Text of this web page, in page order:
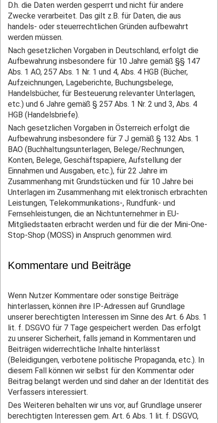
D.h. die Daten werden gesperrt und nicht für andere
Zwecke verarbeitet. Das gilt z.B. für Daten, die aus
handels- oder steuerrechtlichen Gründen aufbewahrt
werden müssen.
Nach gesetzlichen Vorgaben in Deutschland, erfolgt die
Aufbewahrung insbesondere für 10 Jahre gemäß §§ 147
Abs. 1 AO, 257 Abs. 1 Nr. 1 und 4, Abs. 4 HGB (Bücher,
Aufzeichnungen, Lageberichte, Buchungsbelege,
Handelsbücher, für Besteuerung relevanter Unterlagen,
etc.) und 6 Jahre gemäß § 257 Abs. 1 Nr. 2 und 3, Abs. 4
HGB (Handelsbriefe).
Nach gesetzlichen Vorgaben in Österreich erfolgt die
Aufbewahrung insbesondere für 7 J gemäß § 132 Abs. 1
BAO (Buchhaltungsunterlagen, Belege/Rechnungen,
Konten, Belege, Geschäftspapiere, Aufstellung der
Einnahmen und Ausgaben, etc.), für 22 Jahre im
Zusammenhang mit Grundstücken und für 10 Jahre bei
Unterlagen im Zusammenhang mit elektronisch erbrachten
Leistungen, Telekommunikations-, Rundfunk- und
Fernsehleistungen, die an Nichtunternehmer in EU-
Mitgliedstaaten erbracht werden und für die der Mini-One-
Stop-Shop (MOSS) in Anspruch genommen wird.
Kommentare und Beiträge
Wenn Nutzer Kommentare oder sonstige Beiträge
hinterlassen, können ihre IP-Adressen auf Grundlage
unserer berechtigten Interessen im Sinne des Art. 6 Abs. 1
lit. f. DSGVO für 7 Tage gespeichert werden. Das erfolgt
zu unserer Sicherheit, falls jemand in Kommentaren und
Beiträgen widerrechtliche Inhalte hinterlässt
(Beleidigungen, verbotene politische Propaganda, etc.). In
diesem Fall können wir selbst für den Kommentar oder
Beitrag belangt werden und sind daher an der Identität des
Verfassers interessiert.
Des Weiteren behalten wir uns vor, auf Grundlage unserer
berechtigten Interessen gem. Art. 6 Abs. 1 lit. f. DSGVO,